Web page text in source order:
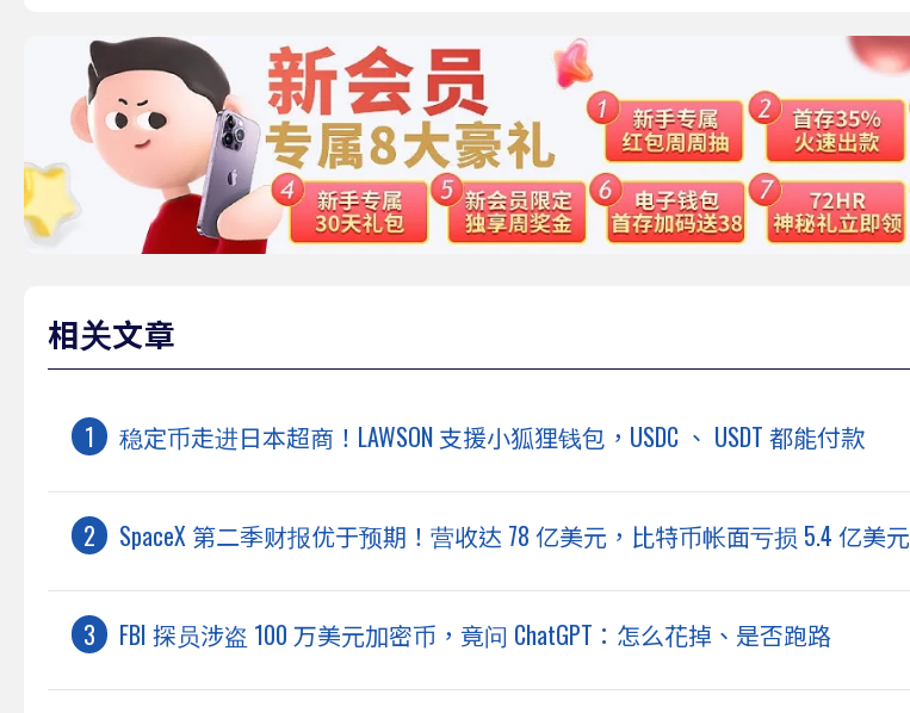
相关文章
稳定币走进日本超商！LAWSON 支援小狐狸钱包，USDC 、 USDT 都能付款
SpaceX 第二季财报优于预期！营收达 78 亿美元，比特币帐面亏损 5.4 亿美元
FBI 探员涉盗 100 万美元加密币，竟问 ChatGPT：怎么花掉、是否跑路